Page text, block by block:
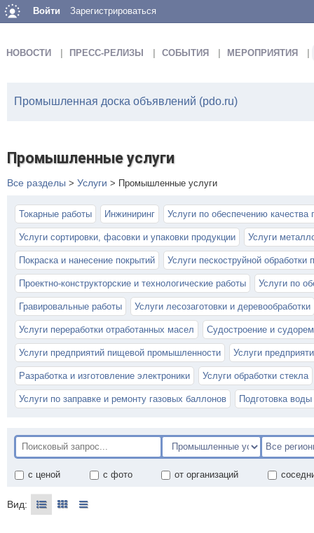
Войти Зарегистрироваться
НОВОСТИ ПРЕСС-РЕЛИЗЫ СОБЫТИЯ МЕРОПРИЯТИЯ
Промышленная доска объявлений (pdo.ru)
Промышленные услуги
Все разделы > Услуги > Промышленные услуги
Токарные работы Инжиниринг Услуги по обеспечению качества
Услуги сортировки, фасовки и упаковки продукции Услуги
Покраска и нанесение покрытий Услуги пескоструйной обработки
Проектно-конструкторские и технологические работы Услуги по
Гравировальные работы Услуги лесозаготовки и деревообработки
Услуги переработки отработанных масел Судостроение и
Услуги предприятий пищевой промышленности Услуги
Разработка и изготовление электроники Услуги обработки стекла
Услуги по заправке и ремонту газовых баллонов Подготовка
с ценой с фото от организаций
Вид: